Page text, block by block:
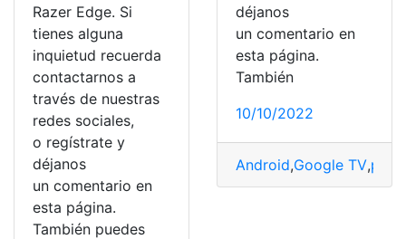
Razer Edge. Si
tienes alguna
inquietud recuerda
contactarnos a
través de nuestras
redes sociales,
o regístrate y
déjanos
un comentario en
esta página.
También puedes
déjanos
un comentario en
esta página.
También
10/10/2022
Android,Google TV,